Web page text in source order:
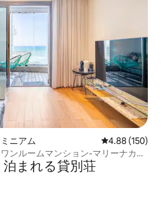
ニアム レビュー150
4.88 (150)
ンルームマンション-マリーナカサ
泊まれる貸別荘